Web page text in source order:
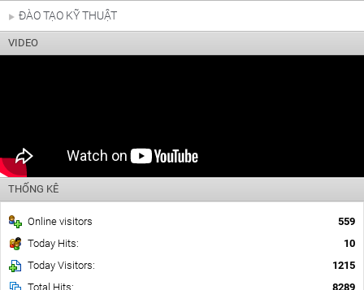
ĐÀO TẠO KỸ THUẬT
VIDEO
THỐNG KÊ
Online visitors
559
Today Hits:
10
Today Visitors:
1215
Total Hits:
8289